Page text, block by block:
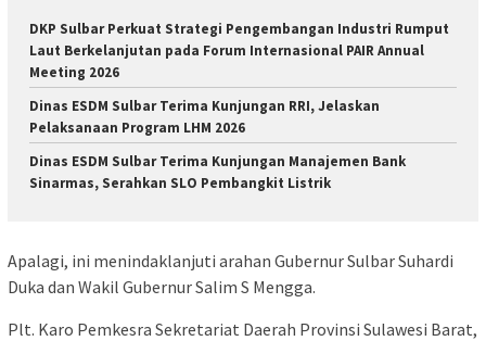
DKP Sulbar Perkuat Strategi Pengembangan Industri Rumput
Laut Berkelanjutan pada Forum Internasional PAIR Annual
Meeting 2026
Dinas ESDM Sulbar Terima Kunjungan RRI, Jelaskan
Pelaksanaan Program LHM 2026
Dinas ESDM Sulbar Terima Kunjungan Manajemen Bank
Sinarmas, Serahkan SLO Pembangkit Listrik
Apalagi, ini menindaklanjuti arahan Gubernur Sulbar Suhardi
Duka dan Wakil Gubernur Salim S Mengga.
Plt. Karo Pemkesra Sekretariat Daerah Provinsi Sulawesi Barat,